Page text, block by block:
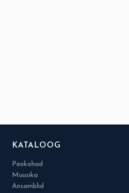
KATALOOG
Peokohad
Muusika
Ansamblid